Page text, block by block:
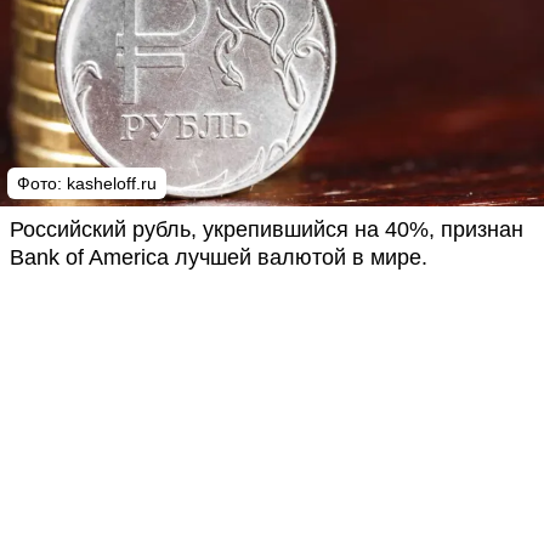
Фото: kasheloff.ru
Российский рубль, укрепившийся на 40%, признан
Bank of America лучшей валютой в мире.